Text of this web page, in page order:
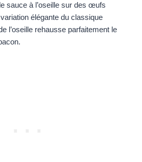
sauce à l’oseille sur des œufs
élégante du classique
l’oseille rehausse parfaitement le